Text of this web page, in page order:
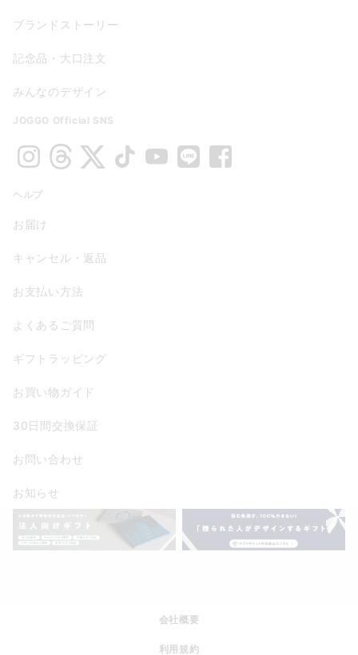
ブランドストーリー
記念品・大口注文
みんなのデザイン
JOGGO Official SNS
ヘルプ
お届け
キャンセル・返品
お支払い方法
よくあるご質問
ギフトラッピング
お買い物ガイド
30日間交換保証
お問い合わせ
お知らせ
会社概要
利用規約